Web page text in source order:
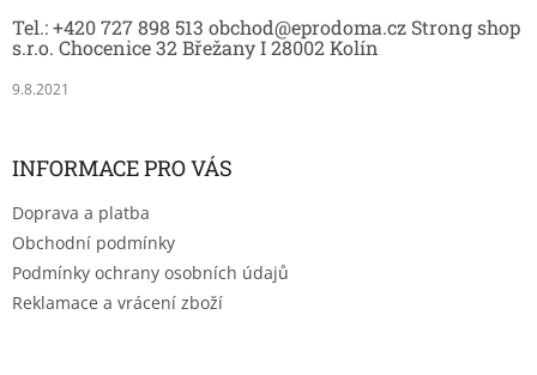
Tel.: +420 727 898 513 obchod@eprodoma.cz Strong shop
s.r.o. Chocenice 32 Břežany I 28002 Kolín
9.8.2021
INFORMACE PRO VÁS
Doprava a platba
Obchodní podmínky
Podmínky ochrany osobních údajů
Reklamace a vrácení zboží